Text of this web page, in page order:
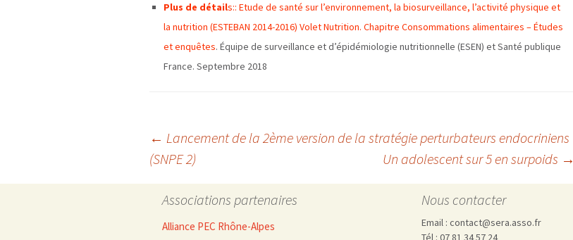
Plus de détails:: Etude de santé sur l’environnement, la biosurveillance, l’activité physique et
la nutrition (ESTEBAN 2014-2016) Volet Nutrition. Chapitre Consommations alimentaires – Études
et enquêtes. Équipe de surveillance et d’épidémiologie nutritionnelle (ESEN) et Santé publique
France. Septembre 2018
Navigation
des
← Lancement de la 2ème version de la stratégie perturbateurs endocriniens
(SNPE 2)
Un adolescent sur 5 en surpoids →
Associations partenaires
Alliance PEC Rhône-Alpes
Nous contacter
Email : contact@sera.asso.fr
Tél : 07 81 34 57 24